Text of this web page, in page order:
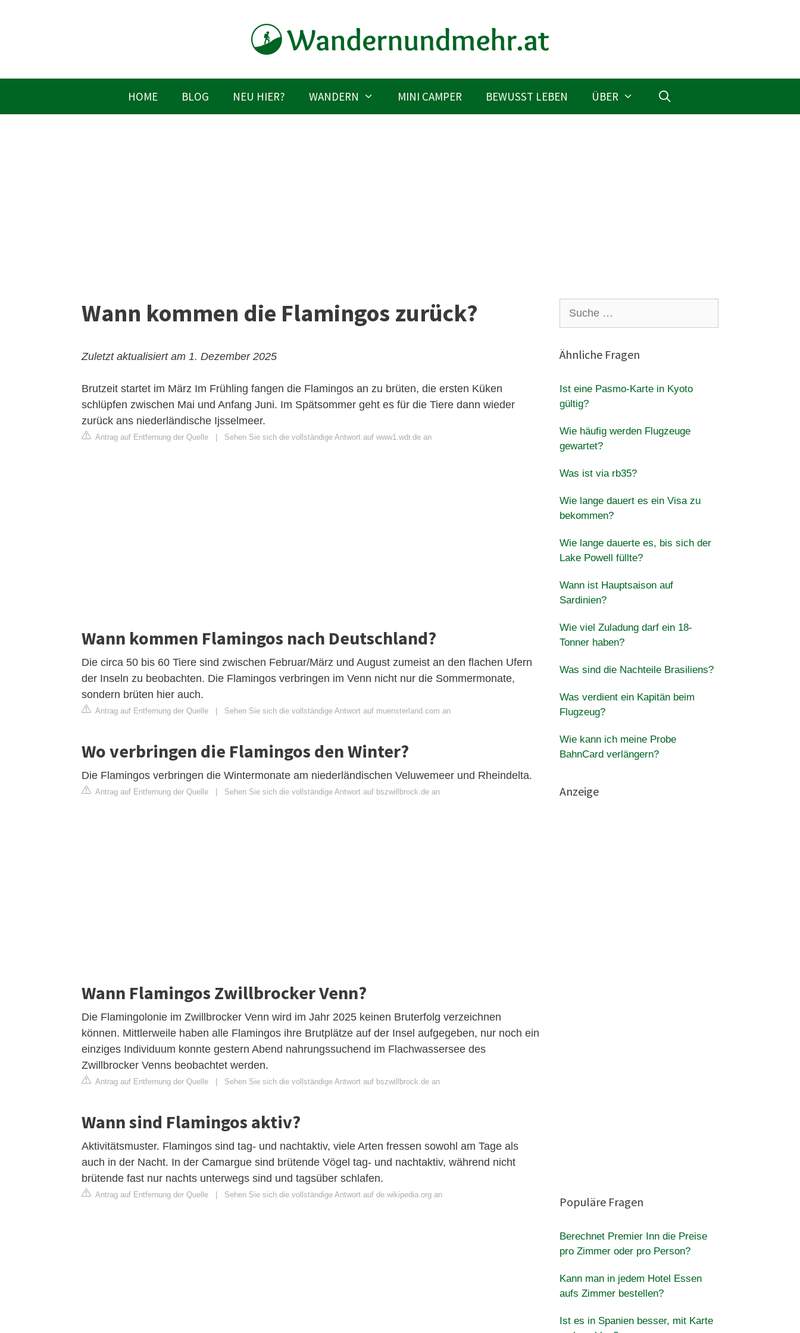
HOME BLOG NEU HIER? WANDERN MINI CAMPER BEWUSST LEBEN ÜBER
Wann kommen die Flamingos zurück?
Zuletzt aktualisiert am 1. Dezember 2025
Brutzeit startet im März Im Frühling fangen die Flamingos an zu brüten, die ersten Küken
schlüpfen zwischen Mai und Anfang Juni. Im Spätsommer geht es für die Tiere dann wieder
zurück ans niederländische Ijsselmeer.
Antrag auf Entfernung der Quelle Sehen Sie sich die vollständige Antwort auf www1.wdr.de an
Wann kommen Flamingos nach Deutschland?
Die circa 50 bis 60 Tiere sind zwischen Februar/März und August zumeist an den flachen Ufern
der Inseln zu beobachten. Die Flamingos verbringen im Venn nicht nur die Sommermonate,
sondern brüten hier auch.
Antrag auf Entfernung der Quelle Sehen Sie sich die vollständige Antwort auf muensterland.com an
Wo verbringen die Flamingos den Winter?
Die Flamingos verbringen die Wintermonate am niederländischen Veluwemeer und Rheindelta.
Antrag auf Entfernung der Quelle Sehen Sie sich die vollständige Antwort auf bszwillbrock.de an
Wann Flamingos Zwillbrocker Venn?
Die Flamingolonie im Zwillbrocker Venn wird im Jahr 2025 keinen Bruterfolg verzeichnen
können. Mittlerweile haben alle Flamingos ihre Brutplätze auf der Insel aufgegeben, nur noch ein
einziges Individuum konnte gestern Abend nahrungssuchend im Flachwassersee des
Zwillbrocker Venns beobachtet werden.
Antrag auf Entfernung der Quelle Sehen Sie sich die vollständige Antwort auf bszwillbrock.de an
Wann sind Flamingos aktiv?
Aktivitätsmuster. Flamingos sind tag- und nachtaktiv, viele Arten fressen sowohl am Tage als
auch in der Nacht. In der Camargue sind brütende Vögel tag- und nachtaktiv, während nicht
brütende fast nur nachts unterwegs sind und tagsüber schlafen.
Antrag auf Entfernung der Quelle Sehen Sie sich die vollständige Antwort auf de.wikipedia.org an
nach:
Ähnliche Fragen
Ist eine Pasmo-Karte in Kyoto
gültig?
Wie häufig werden Flugzeuge
gewartet?
Was ist via rb35?
Wie lange dauert es ein Visa zu
bekommen?
Wie lange dauerte es, bis sich der
Lake Powell füllte?
Wann ist Hauptsaison auf
Sardinien?
Wie viel Zuladung darf ein 18-
Tonner haben?
Was sind die Nachteile Brasiliens?
Was verdient ein Kapitän beim
Flugzeug?
Wie kann ich meine Probe
BahnCard verlängern?
Anzeige
Populäre Fragen
Berechnet Premier Inn die Preise
pro Zimmer oder pro Person?
Kann man in jedem Hotel Essen
aufs Zimmer bestellen?
Ist es in Spanien besser, mit Karte